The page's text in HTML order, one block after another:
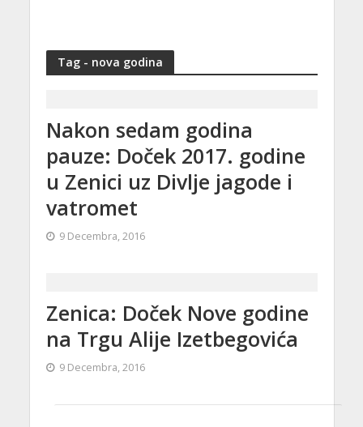
Tag - nova godina
Nakon sedam godina
pauze: Doček 2017. godine
u Zenici uz Divlje jagode i
vatromet
9 Decembra, 2016
Zenica: Doček Nove godine
na Trgu Alije Izetbegovića
9 Decembra, 2016